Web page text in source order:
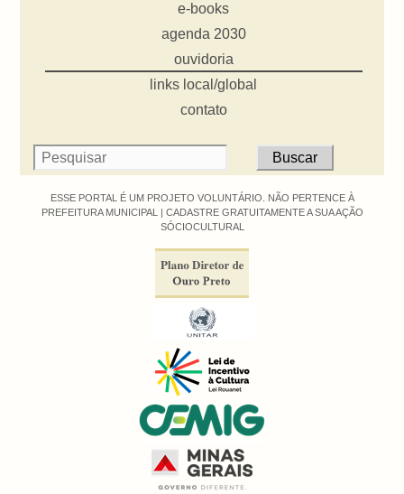
e-books
agenda 2030
ouvidoria
links local/global
contato
ESSE PORTAL É UM PROJETO VOLUNTÁRIO. NÃO PERTENCE À
PREFEITURA MUNICIPAL | CADASTRE GRATUITAMENTE A SUA AÇÃO
SÓCIOCULTURAL